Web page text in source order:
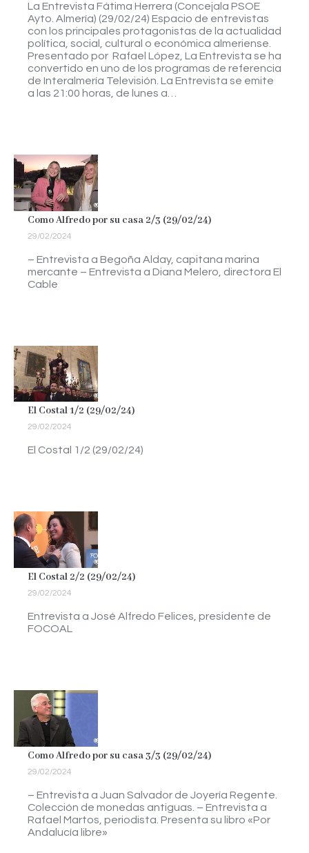
La Entrevista Fátima Herrera (Concejala PSOE
Ayto. Almería) (29/02/24) Espacio de entrevistas
con los principales protagonistas de la actualidad
política, social, cultural o económica almeriense.
Presentado por Rafael López, La Entrevista se ha
convertido en uno de los programas de referencia
de Interalmería Televisión. La Entrevista se emite
a las 21:00 horas, de lunes a…
Como Alfredo por su casa 2/3 (29/02/24)
29/02/2024
– Entrevista a Begoña Alday, capitana marina
mercante – Entrevista a Diana Melero, directora El
Cable
El Costal 1/2 (29/02/24)
29/02/2024
El Costal 1/2 (29/02/24)
El Costal 2/2 (29/02/24)
29/02/2024
Entrevista a José Alfredo Felices, presidente de
FOCOAL
Como Alfredo por su casa 3/3 (29/02/24)
29/02/2024
– Entrevista a Juan Salvador de Joyería Regente.
Colección de monedas antiguas. – Entrevista a
Rafael Martos, periodista. Presenta su libro «Por
Andalucía libre»